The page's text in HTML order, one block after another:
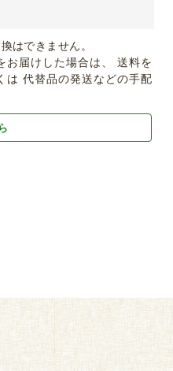
はできません。
お届けした場合は、 送料を
は 代替品の発送などの手配